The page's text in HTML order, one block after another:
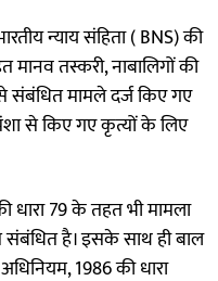
न्याय संहिता ( BNS) की
मानव तस्करी, नाबालिगों की
संबंधित मामले दर्ज किए गए
से किए गए कृत्यों के लिए
धारा 79 के तहत भी मामला
संबंधित है। इसके साथ ही बाल
1986 की धारा